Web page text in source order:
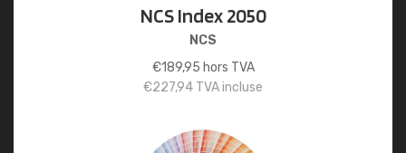
NCS Index 2050
NCS
€189,95 hors TVA
€227,94 TVA incluse